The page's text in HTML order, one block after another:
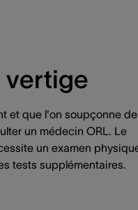
vertige
et que l'on soupçonne
un médecin ORL. Le
un examen
tests supplémentaires.